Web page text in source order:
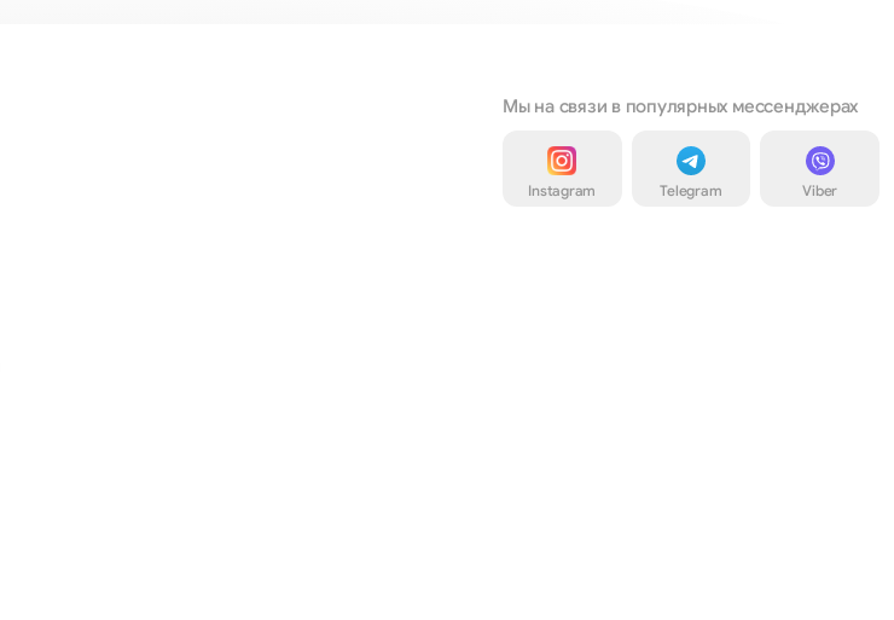
Мы на связи в популярных мессенджерах
Instagram Telegram Viber